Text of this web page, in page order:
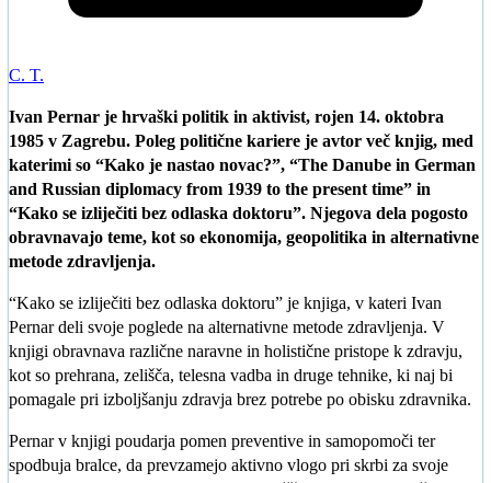
C. T.
Ivan Pernar je hrvaški politik in aktivist, rojen 14. oktobra
1985 v Zagrebu. Poleg politične kariere je avtor več knjig, med
katerimi so “Kako je nastao novac?”, “The Danube in German
and Russian diplomacy from 1939 to the present time” in
“Kako se izliječiti bez odlaska doktoru”. Njegova dela pogosto
obravnavajo teme, kot so ekonomija, geopolitika in alternativne
metode zdravljenja.
“Kako se izliječiti bez odlaska doktoru” je knjiga, v kateri Ivan
Pernar deli svoje poglede na alternativne metode zdravljenja. V
knjigi obravnava različne naravne in holistične pristope k zdravju,
kot so prehrana, zelišča, telesna vadba in druge tehnike, ki naj bi
pomagale pri izboljšanju zdravja brez potrebe po obisku zdravnika.
Pernar v knjigi poudarja pomen preventive in samopomoči ter
spodbuja bralce, da prevzamejo aktivno vlogo pri skrbi za svoje